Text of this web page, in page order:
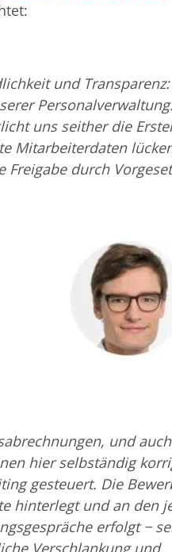
und
uns seither die
Mitarbeiterdaten
durch
und
hier selbständig
gesteuert. Die
hinterlegt und an den
erfolgt −